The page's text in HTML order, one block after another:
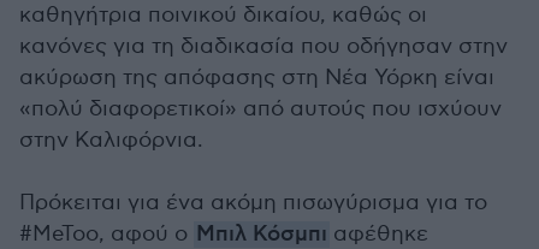
καθηγήτρια ποινικού δικαίου, καθώς οι
κανόνες για τη διαδικασία που οδήγησαν στην
ακύρωση της απόφασης στη Νέα Υόρκη είναι
«πολύ διαφορετικοί» από αυτούς που ισχύουν
στην Καλιφόρνια.
Πρόκειται για ένα ακόμη πισωγύρισμα για το
#MeToo, αφού ο Μπιλ Κόσμπι αφέθηκε